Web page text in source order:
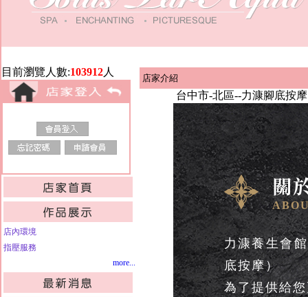
目前瀏覽人數:103912人
店內環境
指壓服務
more...
店家介紹
台中市-北區--力漮腳底按摩
關
力漮養生會
底按摩）
為了提供給